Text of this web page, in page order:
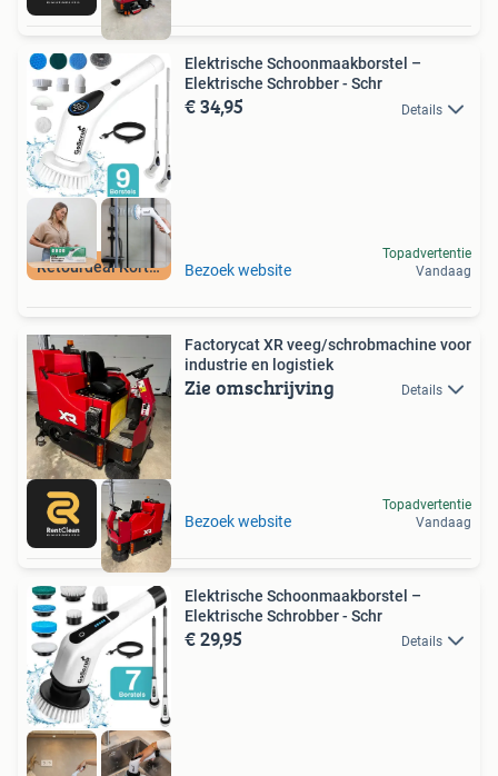
Retourdeal Korting
Elektrische Schoonmaakborstel –
Elektrische Schrobber - Schr
€ 34,95 Details
Bezoek website
Topadvertentie
Vandaag
Factorycat XR veeg/schrobmachine voor
industrie en logistiek
Zie omschrijving Details
Bezoek website
Topadvertentie
Vandaag
Elektrische Schoonmaakborstel –
Elektrische Schrobber - Schr
€ 29,95 Details